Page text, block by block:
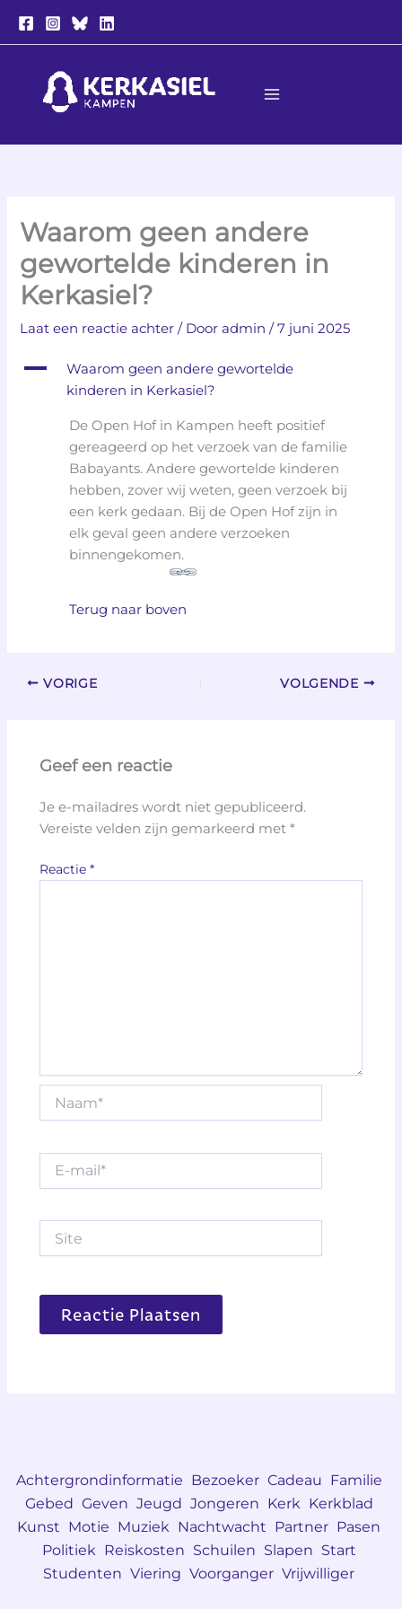
naar
Waarom geen andere
gewortelde kinderen in
Kerkasiel?
Laat een reactie achter / Dooradmin/7 juni 2025
A
Waarom geen andere gewortelde
kinderen in Kerkasiel?
De Open Hof in Kampen heeft positief
gereageerd op het verzoek van de familie
Babayants. Andere gewortelde kinderen
hebben, zover wij weten, geen verzoek bij
een kerk gedaan. Bij de Open Hof zijn in
elk geval geen andere verzoeken
binnengekomen.
Terug naar boven
VORIGE VOLGENDE
Geef een reactie
Je e-mailadres wordt niet gepubliceerd.
Vereiste velden zijn gemarkeerd met*
Reactie*
mail*
Achtergrondinformatie Bezoeker Cadeau Familie
Gebed Geven Jeugd Jongeren Kerk Kerkblad
Kunst Motie Muziek Nachtwacht Partner Pasen
Politiek Reiskosten Schuilen Slapen Start
Studenten Viering Voorganger Vrijwilliger